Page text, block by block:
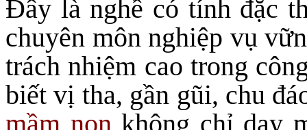
Đây là nghề có tính đặc
chuyên môn nghiệp vụ
trách nhiệm cao trong
biết vị tha, gần gũi, chu
mầm nonkhông chỉ dạy